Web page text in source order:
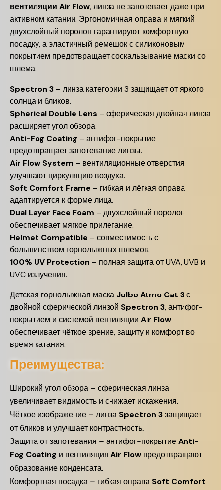
вентиляции Air Flow, линза не запотевает даже при
активном катании. Эргономичная оправа и мягкий
двухслойный поролон гарантируют комфортную
посадку, а эластичный ремешок с силиконовым
покрытием предотвращает соскальзывание маски со
шлема.
Spectron 3 – линза категории 3 защищает от яркого
солнца и бликов.
Spherical Double Lens – сферическая двойная линза
расширяет угол обзора.
Anti-Fog Coating – антифог-покрытие
предотвращает запотевание линзы.
Air Flow System – вентиляционные отверстия
улучшают циркуляцию воздуха.
Soft Comfort Frame – гибкая и лёгкая оправа
адаптируется к форме лица.
Dual Layer Face Foam – двухслойный поролон
обеспечивает мягкое прилегание.
Helmet Compatible – совместимость с
большинством горнолыжных шлемов.
100% UV Protection – полная защита от UVA, UVB и
UVC излучения.
Детская горнолыжная маска Julbo Atmo Cat 3с
двойной сферической линзой Spectron 3, антифог-
покрытием и системой вентиляции Air Flow
обеспечивает чёткое зрение, защиту и комфорт во
время катания.
Преимущества:
Широкий угол обзора – сферическая линза
увеличивает видимость и снижает искажения.
Чёткое изображение – линза Spectron 3защищает
от бликов и улучшает контрастность.
Защита от запотевания – антифог-покрытиеAnti-
Fog Coating и вентиляция Air Flow предотвращают
образование конденсата.
Комфортная посадка – гибкая оправа Soft Comfort